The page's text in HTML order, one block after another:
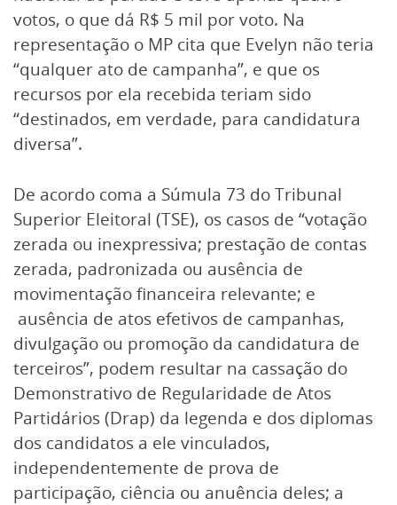
votos, o que dá R$ 5 mil por voto. Na
representação o MP cita que Evelyn não teria
“qualquer ato de campanha”, e que os
recursos por ela recebida teriam sido
“destinados, em verdade, para candidatura
diversa”.
De acordo coma a Súmula 73 do Tribunal
Superior Eleitoral (TSE), os casos de “votação
zerada ou inexpressiva; prestação de contas
zerada, padronizada ou ausência de
movimentação financeira relevante; e
ausência de atos efetivos de campanhas,
divulgação ou promoção da candidatura de
terceiros”, podem resultar na cassação do
Demonstrativo de Regularidade de Atos
Partidários (Drap) da legenda e dos diplomas
dos candidatos a ele vinculados,
independentemente de prova de
participação, ciência ou anuência deles; a